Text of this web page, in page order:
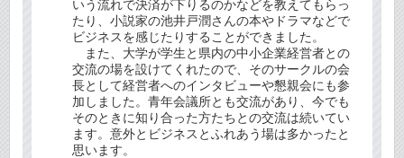
いう流れで決済が下りるのかなどを教えてもらっ
たり、小説家の池井戸潤さんの本やドラマなどで
ビジネスを感じたりすることができました。
また、大学が学生と県内の中小企業経営者との
交流の場を設けてくれたので、そのサークルの会
長として経営者へのインタビューや懇親会にも参
加しました。青年会議所とも交流があり、今でも
そのときに知り合った方たちとの交流は続いてい
ます。意外とビジネスとふれあう場は多かったと
思います。